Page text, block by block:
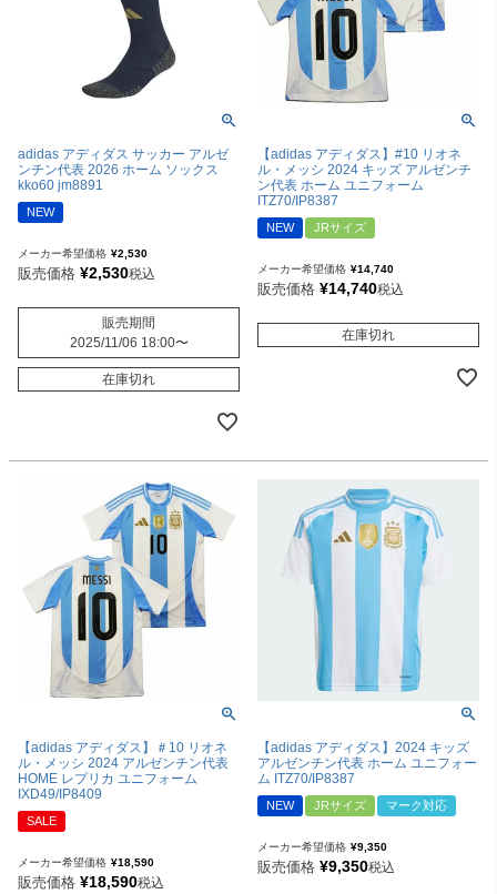
adidas アディダス サッカー アルゼ
ンチン代表 2026 ホーム ソックス
kko60 jm8891
NEW
メーカー希望価格 ¥2,530
販売価格 ¥2,530税込
販売期間
2025/11/06 18:00〜
在庫切れ
【adidas アディダス】#10 リオネ
ル・メッシ 2024 キッズ アルゼンチ
ン代表 ホーム ユニフォーム
ITZ70/IP8387
NEW JRサイズ
メーカー希望価格 ¥14,740
販売価格 ¥14,740税込
在庫切れ
【adidas アディダス】＃10 リオネ
ル・メッシ 2024 アルゼンチン代表
HOME レプリカ ユニフォーム
IXD49/IP8409
SALE
メーカー希望価格 ¥18,590
販売価格 ¥18,590税込
【adidas アディダス】2024 キッズ
アルゼンチン代表 ホーム ユニフォー
ム ITZ70/IP8387
NEW JRサイズ マーク対応
メーカー希望価格 ¥9,350
販売価格 ¥9,350税込